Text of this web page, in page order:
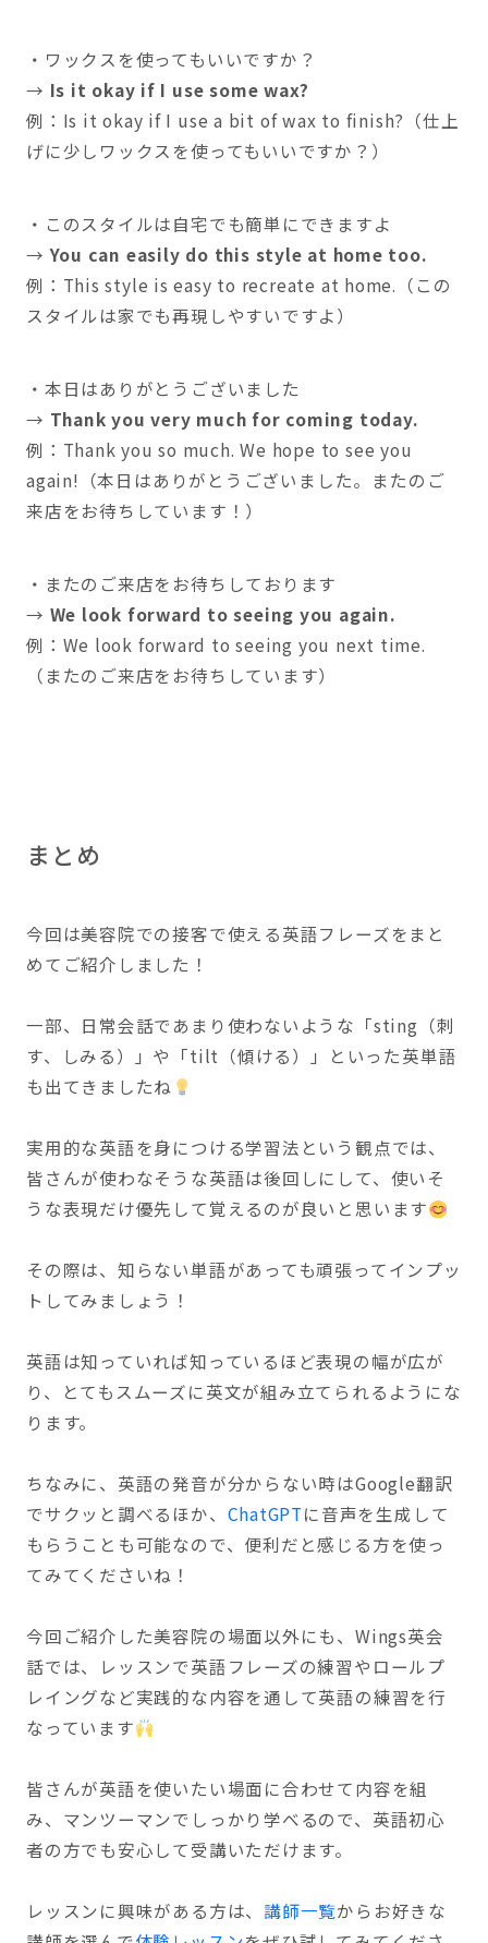
・ワックスを使ってもいいですか？
→ Is it okay if I use some wax?
例：Is it okay if I use a bit of wax to finish?（仕上
げに少しワックスを使ってもいいですか？）
・このスタイルは自宅でも簡単にできますよ
→ You can easily do this style at home too.
例：This style is easy to recreate at home.（この
スタイルは家でも再現しやすいですよ）
・本日はありがとうございました
→ Thank you very much for coming today.
例：Thank you so much. We hope to see you
again!（本日はありがとうございました。またのご
来店をお待ちしています！）
・またのご来店をお待ちしております
→ We look forward to seeing you again.
例：We look forward to seeing you next time.
（またのご来店をお待ちしています）
まとめ
今回は美容院での接客で使える英語フレーズをまと
めてご紹介しました！
一部、日常会話であまり使わないような「sting（刺
す、しみる）」や「tilt（傾ける）」といった英単語
も出てきましたね
実用的な英語を身につける学習法という観点では、
皆さんが使わなそうな英語は後回しにして、使いそ
うな表現だけ優先して覚えるのが良いと思います
その際は、知らない単語があっても頑張ってインプッ
トしてみましょう！
英語は知っていれば知っているほど表現の幅が広が
り、とてもスムーズに英文が組み立てられるようにな
ります。
ちなみに、英語の発音が分からない時はGoogle翻訳
でサクッと調べるほか、 ChatGPTに音声を生成して
もらうことも可能なので、便利だと感じる方を使っ
てみてくださいね！
今回ご紹介した美容院の場面以外にも、Wings英会
話では、レッスンで英語フレーズの練習やロールプ
レイングなど実践的な内容を通して英語の練習を行
なっています
皆さんが英語を使いたい場面に合わせて内容を組
み、マンツーマンでしっかり学べるので、英語初心
者の方でも安心して受講いただけます。
レッスンに興味がある方は、講師一覧からお好きな